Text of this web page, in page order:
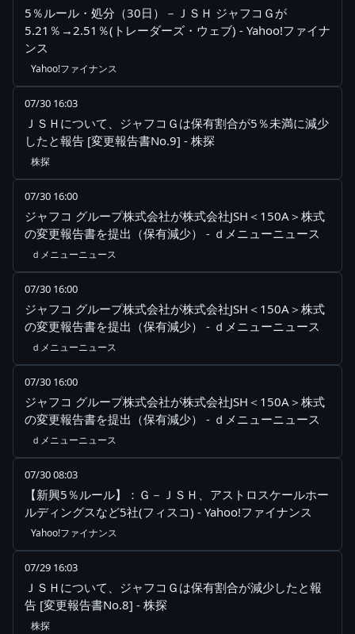
5％ルール・処分（30日）－ＪＳＨ ジャフコＧが
5.21％→2.51％(トレーダーズ・ウェブ) - Yahoo!ファイナ
ンス
Yahoo!ファイナンス
07/30 16:03
ＪＳＨについて、ジャフコＧは保有割合が5％未満に減少
したと報告 [変更報告書No.9] - 株探
株探
07/30 16:00
ジャフコ グループ株式会社が株式会社JSH＜150A＞株式
の変更報告書を提出（保有減少） - ｄメニューニュース
ｄメニューニュース
07/30 16:00
ジャフコ グループ株式会社が株式会社JSH＜150A＞株式
の変更報告書を提出（保有減少） - ｄメニューニュース
ｄメニューニュース
07/30 16:00
ジャフコ グループ株式会社が株式会社JSH＜150A＞株式
の変更報告書を提出（保有減少） - ｄメニューニュース
ｄメニューニュース
07/30 08:03
【新興5％ルール】：Ｇ－ＪＳＨ、アストロスケールホー
ルディングスなど5社(フィスコ) - Yahoo!ファイナンス
Yahoo!ファイナンス
07/29 16:03
ＪＳＨについて、ジャフコＧは保有割合が減少したと報
告 [変更報告書No.8] - 株探
株探